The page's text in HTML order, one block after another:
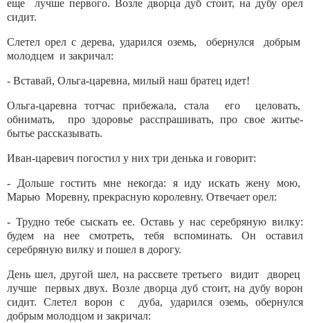
еще лучше первого. Возле дворца дуб стоит, на дубу орел
сидит.
Слетел орел с дерева, ударился оземь, обернулся добрым
молодцем и закричал:
- Вставай, Ольга-царевна, милый наш братец идет!
Ольга-царевна тотчас прибежала, стала его целовать,
обнимать, про здоровье расспрашивать, про свое житье-
бытье рассказывать.
Иван-царевич погостил у них три денька и говорит:
- Дольше гостить мне некогда: я иду искать жену мою,
Марью Моревну, прекрасную королевну. Отвечает орел:
- Трудно тебе сыскать ее. Оставь у нас серебряную вилку:
будем на нее смотреть, тебя вспоминать. Он оставил
серебряную вилку и пошел в дорогу.
День шел, другой шел, на рассвете третьего видит дворец
лучше первых двух. Возле дворца дуб стоит, на дубу ворон
сидит. Слетел ворон с дуба, ударился оземь, обернулся
добрым молодцом и закричал: